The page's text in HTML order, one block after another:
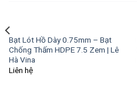
Bạt Lót Hồ Dày 0.75mm – Bạt
Chống Thấm HDPE 7.5 Zem | Lê
Hà Vina
Liên hệ